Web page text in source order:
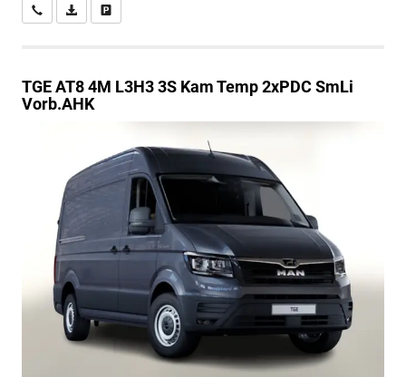
Wir rufen Sie anPDF-Datei, Fahrzeugexposé drucken
TGEAT8 4M L3H3 3S Kam Temp 2xPDC SmLi
Vorb.AHK